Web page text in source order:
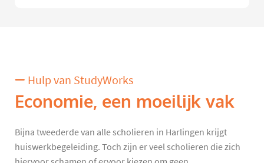
Hulp van StudyWorks
Economie, een moeilijk vak
Bijna tweederde van alle scholieren in Harlingen krijgt
huiswerkbegeleiding. Toch zijn er veel scholieren die zich